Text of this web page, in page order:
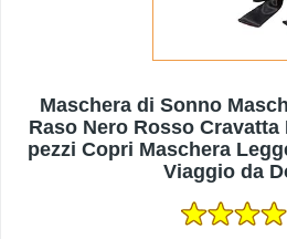
Maschera di Sonno
Raso Nero Rosso Cravatta
pezzi Copri Maschera
Viaggio da